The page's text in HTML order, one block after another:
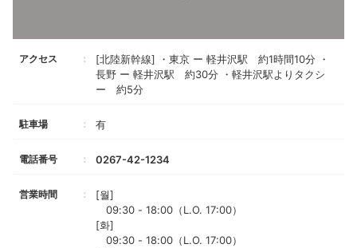
アクセス
[北陸新幹線] ・東京 ー 軽井沢駅 約1時間10分 ・
長野 ー 軽井沢駅 約30分 ・軽井沢駅よりタクシ
ー 約5分
駐車場 有
電話番号 0267-42-1234
営業時間
[월]
09:30 - 18:00（L.O. 17:00）
[화]
09:30 - 18:00（L.O. 17:00）